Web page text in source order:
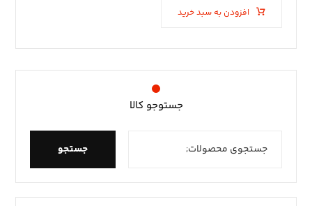
افزودن به سبد خرید
جستوجو کالا
جستجو